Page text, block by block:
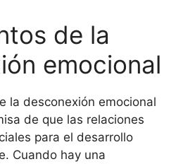
de la
emocional
la desconexión emocional
de que las relaciones
para el desarrollo
Cuando hay una